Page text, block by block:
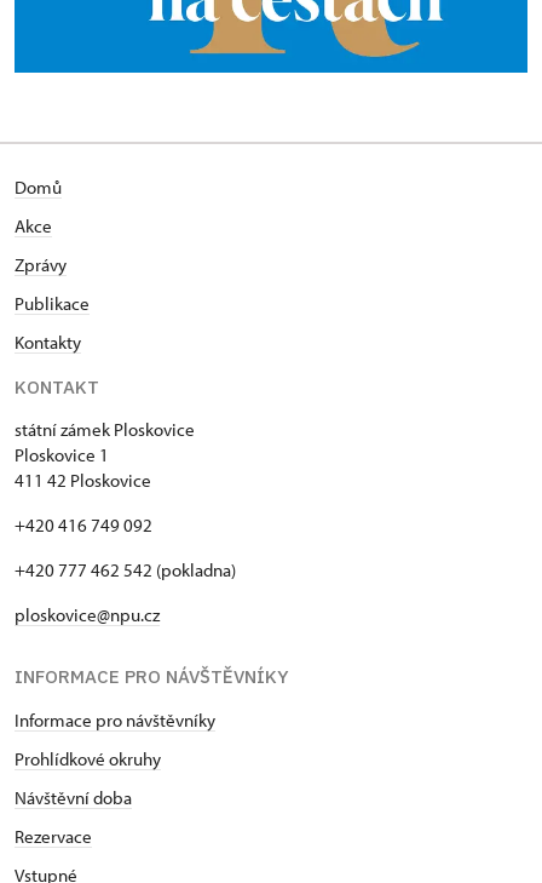
Domů
Akce
Zprávy
Publikace
Kontakty
KONTAKT
státní zámek Ploskovice
Ploskovice 1
411 42 Ploskovice
+420 416 749 092
+420 777 462 542 (pokladna)
ploskovice@npu.cz
INFORMACE PRO NÁVŠTĚVNÍKY
Informace pro návštěvníky
Prohlídkové okruhy
Návštěvní doba
Rezervace
Vstupné